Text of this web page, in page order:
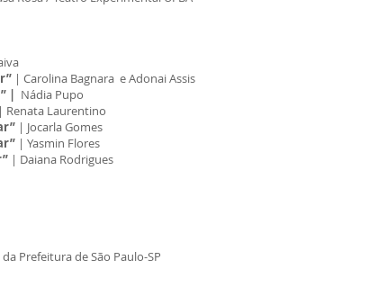
| Carolina Bagnara e AdonaiAssis
| Nádia Pupo
| Renata Laurentino
| Jocarla Gomes
| Yasmin Flores
| Daiana Rodrigues
Prefeitura de São Paulo-SP